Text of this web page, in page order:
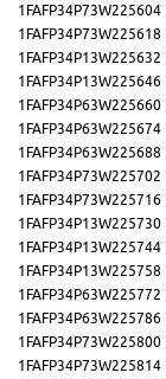
1FAFP34P73W225604
1FAFP34P73W225618
1FAFP34P13W225632
1FAFP34P13W225646
1FAFP34P63W225660
1FAFP34P63W225674
1FAFP34P63W225688
1FAFP34P73W225702
1FAFP34P73W225716
1FAFP34P13W225730
1FAFP34P13W225744
1FAFP34P13W225758
1FAFP34P63W225772
1FAFP34P63W225786
1FAFP34P73W225800
1FAFP34P73W225814